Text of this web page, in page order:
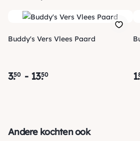
Morgen voor 15:00 uur besteld,
Buddy's Vers Vlees Paard
3.50 - 13.50 1.
Andere kochten ook